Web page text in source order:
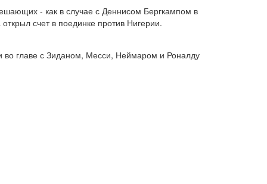
- как в случае с Деннисом Бергкампом в
счет в поединке против Нигерии.
во главе с Зиданом, Месси, Неймаром и Роналду